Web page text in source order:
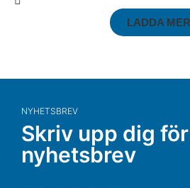
LADDA MER
NYHETSBREV
Skriv upp dig
nyhetsbrev